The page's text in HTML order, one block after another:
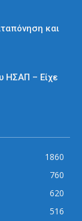
και
ΗΣΑΠ – Είχε
1860
760
620
516